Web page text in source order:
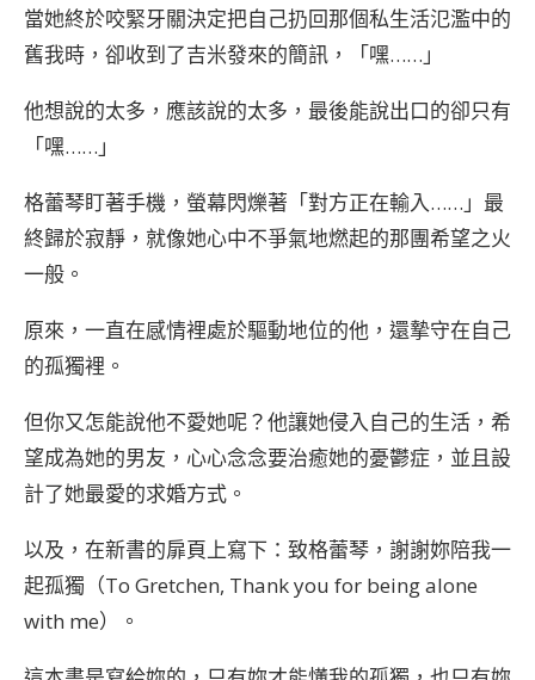
當她終於咬緊牙關決定把自己扔回那個私生活氾濫中的
舊我時，卻收到了吉米發來的簡訊，「嘿……」
他想說的太多，應該說的太多，最後能說出口的卻只有
「嘿……」
格蕾琴盯著手機，螢幕閃爍著「對方正在輸入……」最
終歸於寂靜，就像她心中不爭氣地燃起的那團希望之火
一般。
原來，一直在感情裡處於驅動地位的他，還摯守在自己
的孤獨裡。
但你又怎能說他不愛她呢？他讓她侵入自己的生活，希
望成為她的男友，心心念念要治癒她的憂鬱症，並且設
計了她最愛的求婚方式。
以及，在新書的扉頁上寫下：致格蕾琴，謝謝妳陪我一
起孤獨（To Gretchen, Thank you for being alone
with me）。